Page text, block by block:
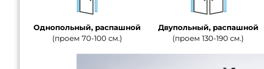
Однопольный, распашной
(проем 70-100 см.)
Двупольный, распашной
(проем 130-190 см.)